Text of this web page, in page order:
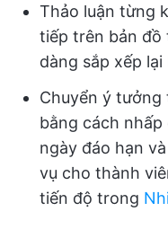
Thảo luận từng
tiếp trên bản đồ
dàng sắp xếp
Chuyển ý tưởng
bằng cách
ngày đáo hạn
vụ cho thành
tiến độ trong